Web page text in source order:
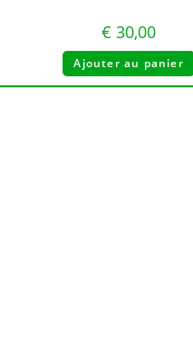
€ 30,00
Ajouter au panier